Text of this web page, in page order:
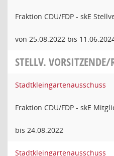
Fraktion CDU/FDP - skE
von 25.08.2022 bis
STELLV. VORSITZENDE/
Stadtkleingartenausschuss
Fraktion CDU/FDP - skE
bis 24.08.2022
Stadtkleingartenausschuss